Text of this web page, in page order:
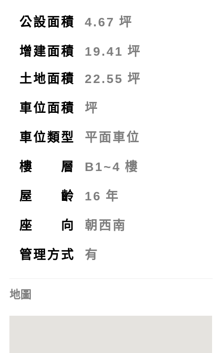
公設面積 4.67 坪
增建面積 19.41 坪
土地面積
22.55 坪
車位面積 坪
車位類型 平面車位
樓 層 B1~4 樓
屋 齡 16 年
座 向 朝西南
管理方式 有
地圖